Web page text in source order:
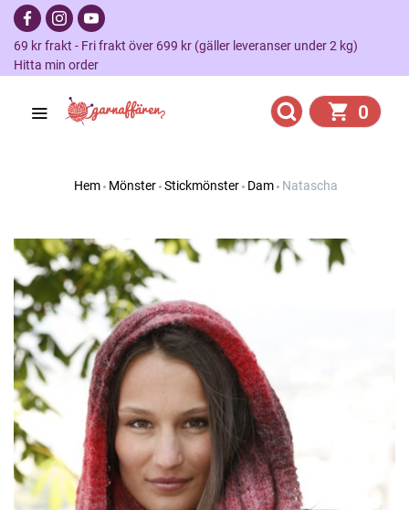
69 kr frakt - Fri frakt över 699 kr (gäller leveranser under 2 kg)
Hitta min order
0
Hem Mönster Stickmönster Dam Natascha